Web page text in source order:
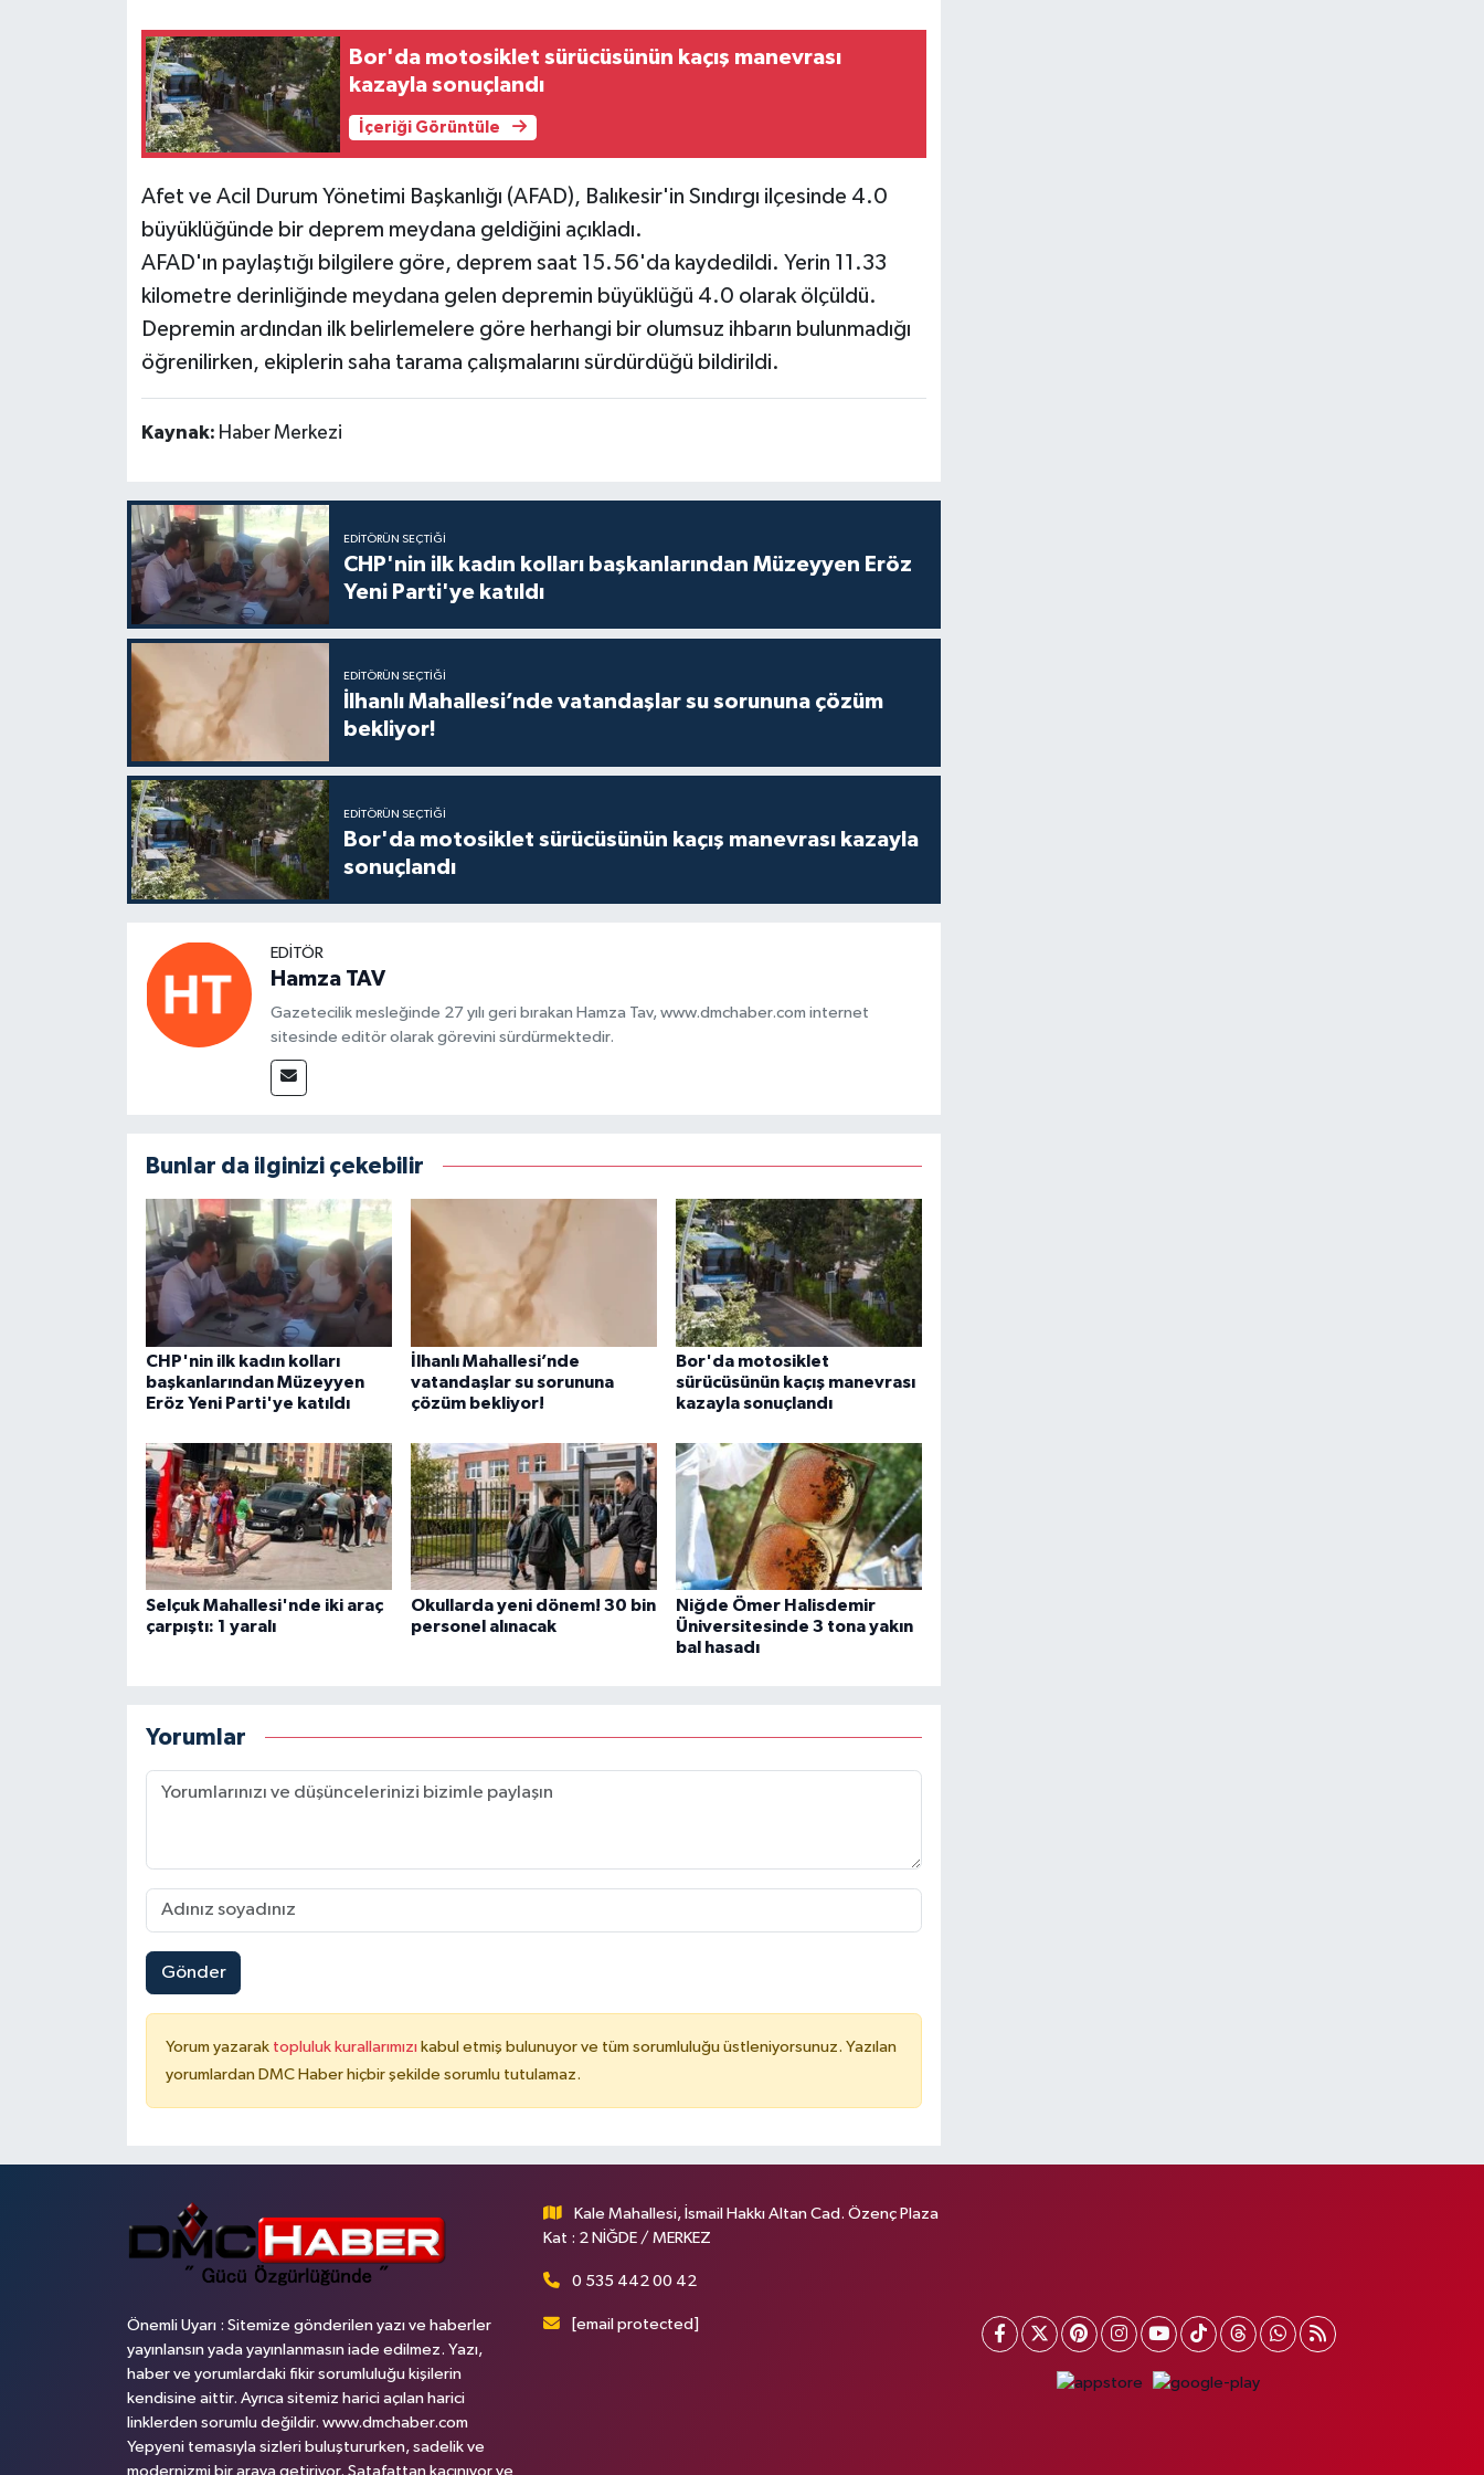
Bor'da motosiklet sürücüsünün kaçış manevrası
kazayla sonuçlandı
İçeriği Görüntüle
Afet ve Acil Durum Yönetimi Başkanlığı (AFAD), Balıkesir'in Sındırgı ilçesinde 4.0
büyüklüğünde bir deprem meydana geldiğini açıkladı.
AFAD'ın paylaştığı bilgilere göre, deprem saat 15.56'da kaydedildi. Yerin 11.33
kilometre derinliğinde meydana gelen depremin büyüklüğü 4.0 olarak ölçüldü.
Depremin ardından ilk belirlemelere göre herhangi bir olumsuz ihbarın bulunmadığı
öğrenilirken, ekiplerin saha tarama çalışmalarını sürdürdüğü bildirildi.
Kaynak: Haber Merkezi
EDITÖRÜN SEÇTIĞI
CHP'nin ilk kadın kolları başkanlarından Müzeyyen Eröz
Yeni Parti'ye katıldı
EDITÖRÜN SEÇTIĞI
İlhanlı Mahallesi’nde vatandaşlar su sorununa çözüm
bekliyor!
EDITÖRÜN SEÇTIĞI
Bor'da motosiklet sürücüsünün kaçış manevrası kazayla
sonuçlandı
EDITÖR
Hamza TAV
Gazetecilik mesleğinde 27 yılı geri bırakan Hamza Tav, www.dmchaber.com internet
sitesinde editör olarak görevini sürdürmektedir.
Bunlar da ilginizi çekebilir
CHP'nin ilk kadın kolları
başkanlarından Müzeyyen
Eröz Yeni Parti'ye katıldı
İlhanlı Mahallesi’nde
vatandaşlar su sorununa
çözüm bekliyor!
Bor'da motosiklet
sürücüsünün kaçış manevrası
kazayla sonuçlandı
Selçuk Mahallesi'nde iki araç
çarpıştı: 1 yaralı
Okullarda yeni dönem! 30 bin
personel alınacak
Niğde Ömer Halisdemir
Üniversitesinde 3 tona yakın
bal hasadı
Yorumlar
Gönder
Yorum yazarak topluluk kurallarımızı kabul etmiş bulunuyor ve tüm sorumluluğu üstleniyorsunuz. Yazılan
yorumlardan DMC Haber hiçbir şekilde sorumlu tutulamaz.
Önemli Uyarı : Sitemize gönderilen yazı ve haberler
yayınlansın yada yayınlanmasın iade edilmez. Yazı,
haber ve yorumlardaki fikir sorumluluğu kişilerin
kendisine aittir. Ayrıca sitemiz harici açılan harici
linklerden sorumlu değildir. www.dmchaber.com
Yepyeni temasıyla sizleri buluştururken, sadelik ve
modernizmi bir araya getiriyor. Şatafattan kaçınıyor ve
Kale Mahallesi, İsmail Hakkı Altan Cad. Özenç Plaza
Kat : 2 NİĞDE / MERKEZ
0 535 442 00 42
[email protected]